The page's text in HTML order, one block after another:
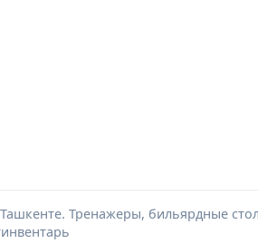
Тренажеры, бильярдные